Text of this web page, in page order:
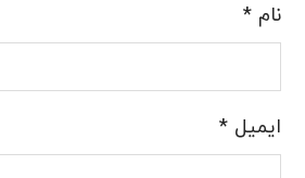
نام*
ایمیل*